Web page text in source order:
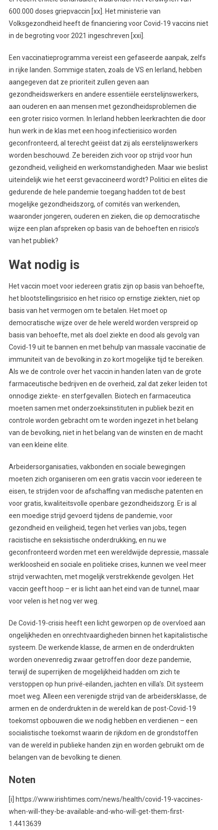
600.000 doses griepvaccin [xx]. Het ministerie van
Volksgezondheid heeft de financiering voor Covid-19 vaccins niet
in de begroting voor 2021 ingeschreven [xxi].
Een vaccinatieprogramma vereist een gefaseerde aanpak, zelfs
in rijke landen. Sommige staten, zoals de VS en Ierland, hebben
aangegeven dat ze prioriteit zullen geven aan
gezondheidswerkers en andere essentiële eerstelijnswerkers,
aan ouderen en aan mensen met gezondheidsproblemen die
een groter risico vormen. In Ierland hebben leerkrachten die door
hun werk in de klas met een hoog infectierisico worden
geconfronteerd, al terecht geëist dat zij als eerstelijnswerkers
worden beschouwd. Ze bereiden zich voor op strijd voor hun
gezondheid, veiligheid en werkomstandigheden. Maar wie beslist
uiteindelijk wie het eerst gevaccineerd wordt? Politici en elites die
gedurende de hele pandemie toegang hadden tot de best
mogelijke gezondheidszorg, of comités van werkenden,
waaronder jongeren, ouderen en zieken, die op democratische
wijze een plan afspreken op basis van de behoeften en risico’s
van het publiek?
Wat nodig is
Het vaccin moet voor iedereen gratis zijn op basis van behoefte,
het blootstellingsrisico en het risico op ernstige ziekten, niet op
basis van het vermogen om te betalen. Het moet op
democratische wijze over de hele wereld worden verspreid op
basis van behoefte, met als doel ziekte en dood als gevolg van
Covid-19 uit te bannen en met behulp van massale vaccinatie de
immuniteit van de bevolking in zo kort mogelijke tijd te bereiken.
Als we de controle over het vaccin in handen laten van de grote
farmaceutische bedrijven en de overheid, zal dat zeker leiden tot
onnodige ziekte- en sterfgevallen. Biotech en farmaceutica
moeten samen met onderzoeksinstituten in publiek bezit en
controle worden gebracht om te worden ingezet in het belang
van de bevolking, niet in het belang van de winsten en de macht
van een kleine elite.
Arbeidersorganisaties, vakbonden en sociale bewegingen
moeten zich organiseren om een gratis vaccin voor iedereen te
eisen, te strijden voor de afschaffing van medische patenten en
voor gratis, kwaliteitsvolle openbare gezondheidszorg. Er is al
een moedige strijd gevoerd tijdens de pandemie, voor
gezondheid en veiligheid, tegen het verlies van jobs, tegen
racistische en seksistische onderdrukking, en nu we
geconfronteerd worden met een wereldwijde depressie, massale
werkloosheid en sociale en politieke crises, kunnen we veel meer
strijd verwachten, met mogelijk verstrekkende gevolgen. Het
vaccin geeft hoop – er is licht aan het eind van de tunnel, maar
voor velen is het nog ver weg.
De Covid-19-crisis heeft een licht geworpen op de overvloed aan
ongelijkheden en onrechtvaardigheden binnen het kapitalistische
systeem. De werkende klasse, de armen en de onderdrukten
worden onevenredig zwaar getroffen door deze pandemie,
terwijl de superrijken de mogelijkheid hadden om zich te
verstoppen op hun privé-eilanden, jachten en villa’s. Dit systeem
moet weg. Alleen een verenigde strijd van de arbeidersklasse, de
armen en de onderdrukten in de wereld kan de post-Covid-19
toekomst opbouwen die we nodig hebben en verdienen – een
socialistische toekomst waarin de rijkdom en de grondstoffen
van de wereld in publieke handen zijn en worden gebruikt om de
belangen van de bevolking te dienen.
Noten
[i] https://www.irishtimes.com/news/health/covid-19-vaccines-
when-will-they-be-available-and-who-will-get-them-first-
1.4413639